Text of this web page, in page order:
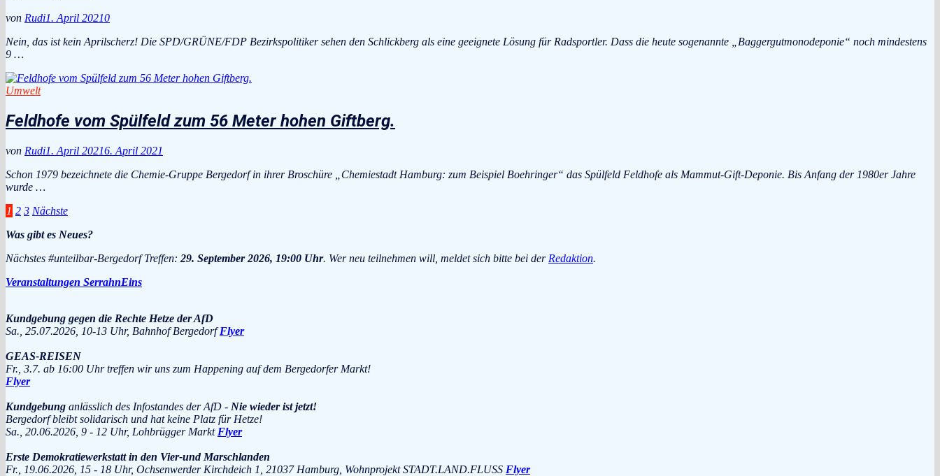
von Rudi1. April 20210
Nein, das ist kein Aprilscherz! Die SPD/GRÜNE/FDP Bezirkspolitiker sehen den Schlickberg als eine geeignete Lösung für Radsportler. Dass die heute sogenannte „Baggergutmonodeponie“ noch mindestens
9 …
Umwelt
Feldhofe vom Spülfeld zum 56 Meter hohen Giftberg.
von Rudi1. April 20216. April 2021
Schon 1979 bezeichnete die Chemie-Gruppe Bergedorf in ihrer Broschüre „Chemiestadt Hamburg: zum Beispiel Boehringer“ das Spülfeld Feldhofe als Mammut-Gift-Deponie. Bis Anfang der 1980er Jahre
wurde …
Seitennummerierung
der
Beiträge
1 2 3 Nächste
Was gibt es Neues?
Nächstes #unteilbar-Bergedorf Treffen: 29. September 2026, 19:00 Uhr. Wer neu teilnehmen will, meldet sich bitte bei der Redaktion.
Veranstaltungen SerrahnEins
Kundgebung gegen die Rechte Hetze der AfD
Sa., 25.07.2026, 10-13 Uhr, Bahnhof BergedorfFlyer
GEAS-REISEN
Fr., 3.7. ab 16:00 Uhr treffen wir uns zum Happening auf dem Bergedorfer Markt!
Flyer
Kundgebung anlässlich des Infostandes der AfD - Nie wieder ist jetzt!
Bergedorf bleibt solidarisch und hat keine Platz für Hetze!
Sa., 20.06.2026, 9 - 12 Uhr, Lohbrügger Markt Flyer
Erste Demokratiewerkstatt in den Vier-und Marschlanden
Fr., 19.06.2026, 15 - 18 Uhr, Ochsenwerder Kirchdeich 1, 21037 Hamburg, Wohnprojekt STADT.LAND.FLUSS Flyer